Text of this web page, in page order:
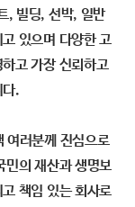
, 빌딩, 선박, 일반
있으며 다양한 고
고 가장 신뢰하고
다.
여러분께 진심으로
민의 재산과 생명보
책임 있는 회사로